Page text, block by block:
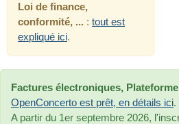
Loi de finance,
conformité, ... : tout est
expliqué ici.
Factures électroniques,
OpenConcerto est prêt, en détails ici.
A partir du 1er septembre 2026,